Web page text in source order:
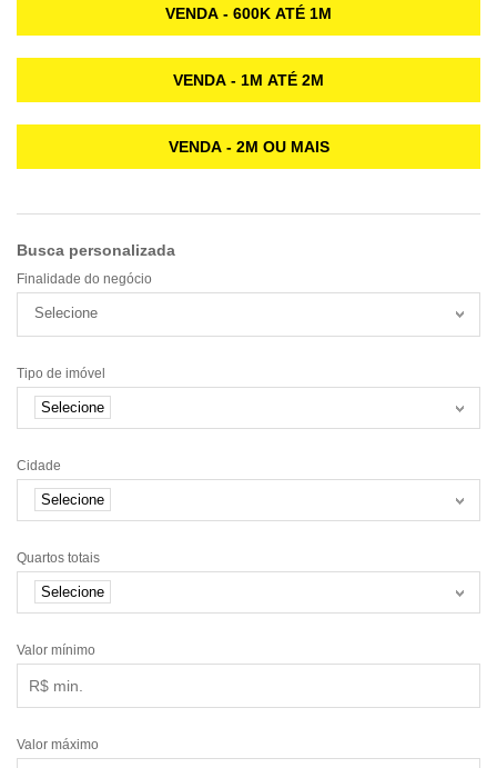
VENDA - 600K ATÉ 1M
VENDA - 1M ATÉ 2M
VENDA - 2M OU MAIS
Busca personalizada
Finalidade do negócio
Selecione
Tipo de imóvel
Selecione
Cidade
Selecione
Quartos totais
Selecione
Valor mínimo
Valor máximo